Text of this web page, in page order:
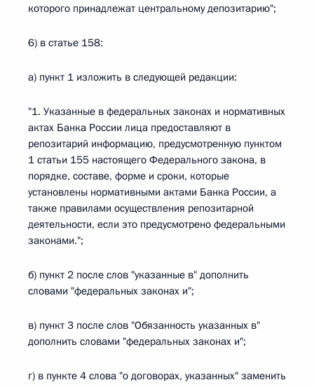
которого принадлежат центральному депозитарию";
6) в статье 158:
а) пункт 1 изложить в следующей редакции:
"1. Указанные в федеральных законах и нормативных
актах Банка России лица предоставляют в
репозитарий информацию, предусмотренную пунктом
1 статьи 155 настоящего Федерального закона, в
порядке, составе, форме и сроки, которые
установлены нормативными актами Банка России, а
также правилами осуществления репозитарной
деятельности, если это предусмотрено федеральными
законами.";
б) пункт 2 после слов "указанные в" дополнить
словами "федеральных законах и";
в) пункт 3 после слов "Обязанность указанных в"
дополнить словами "федеральных законах и";
г) в пункте 4 слова "о договорах, указанных" заменить